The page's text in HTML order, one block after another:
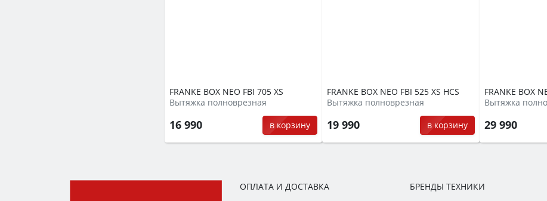
FRANKE BOX NEO FBI 705 XS
Вытяжка полноврезная
16 990 в корзину
FRANKE BOX NEO FBI 525 XS HCS
Вытяжка полноврезная
19 990 в корзину
FRANKE BOX
Вытяжка
29 990
ОПЛАТА И ДОСТАВКА
БРЕНДЫ ТЕХНИКИ